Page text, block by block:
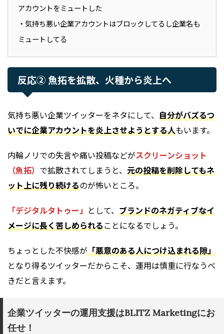
アカウントをミュートした
・気持ち悪い企業アカウントはブロックしてるし企業名も
ミュートしてる
反応② 魚拓を拡散、火種から炎上へ
気持ち悪い企業ツイッターをネタにして、 自分がバズるつ
いでに企業アカウントを炎上させようとする人もいます。
内輪ノリでの失言や痛い投稿などがスクリーンショット
（魚拓） で拡散されてしまうと、 元の投稿を削除してもネ
ット上に残り続けるのが怖いところ。
「デジタルタトゥー」 として、 ブランドのネガティブなイ
メージに長く苦しめられることになるでしょう。
ちょっとした不快感が「悪意のある人につけ込まれる隙」
となり得るツイッターだからこそ、運用は慎重に行なうべ
きだと言えます。
企業ツイッターの運用支援はBLITZ Marketingにお
任せ！